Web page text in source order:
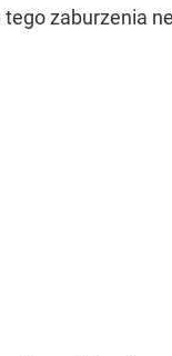
zaburzenia